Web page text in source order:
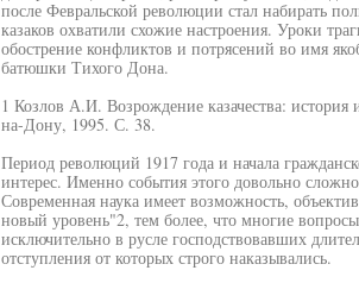
после Февральской революции стал набирать
казаков охватили схожие настроения. Уроки
обострение конфликтов и потрясений во имя
батюшки Тихого Дона.
1 Козлов А.И. Возрождение казачества:
на-Дону, 1995. С. 38.
Период революций 1917 года и начала
интерес. Именно события этого довольно
Современная наука имеет возможность,
новый уровень"2, тем более, что многие
исключительно в русле господствовавших
отступления от которых строго наказывались.